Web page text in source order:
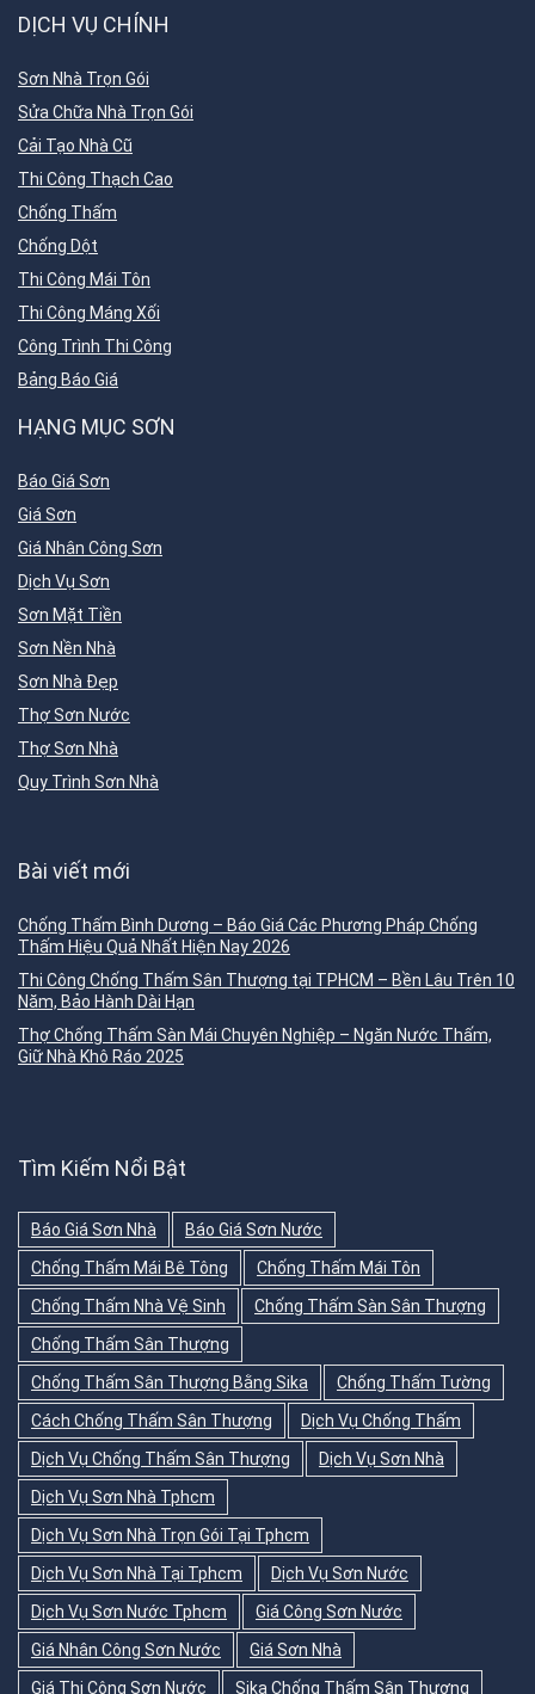
DỊCH VỤ CHÍNH
Sơn Nhà Trọn Gói
Sửa Chữa Nhà Trọn Gói
Cải Tạo Nhà Cũ
Thi Công Thạch Cao
Chống Thấm
Chống Dột
Thi Công Mái Tôn
Thi Công Máng Xối
Công Trình Thi Công
Bảng Báo Giá
HẠNG MỤC SƠN
Báo Giá Sơn
Giá Sơn
Giá Nhân Công Sơn
Dịch Vụ Sơn
Sơn Mặt Tiền
Sơn Nền Nhà
Sơn Nhà Đẹp
Thợ Sơn Nước
Thợ Sơn Nhà
Quy Trình Sơn Nhà
Bài viết mới
Chống Thấm Bình Dương – Báo Giá Các Phương Pháp Chống
Thấm Hiệu Quả Nhất Hiện Nay 2026
Thi Công Chống Thấm Sân Thượng tại TPHCM – Bền Lâu Trên 10
Năm, Bảo Hành Dài Hạn
Thợ Chống Thấm Sàn Mái Chuyên Nghiệp – Ngăn Nước Thấm,
Giữ Nhà Khô Ráo 2025
Tìm Kiếm Nổi Bật
Báo Giá Sơn Nhà
Báo Giá Sơn Nước
Chống Thấm Mái Bê Tông
Chống Thấm Mái Tôn
Chống Thấm Nhà Vệ Sinh
Chống Thấm Sàn Sân Thượng
Chống Thấm Sân Thượng
Chống Thấm Sân Thượng Bằng Sika
Chống Thấm Tường
Cách Chống Thấm Sân Thượng
Dịch Vụ Chống Thấm
Dịch Vụ Chống Thấm Sân Thượng
Dịch Vụ Sơn Nhà
Dịch Vụ Sơn Nhà Tphcm
Dịch Vụ Sơn Nhà Trọn Gói Tại Tphcm
Dịch Vụ Sơn Nhà Tại Tphcm
Dịch Vụ Sơn Nước
Dịch Vụ Sơn Nước Tphcm
Giá Công Sơn Nước
Giá Nhân Công Sơn Nước
Giá Sơn Nhà
Giá Thi Công Sơn Nước
Sika Chống Thấm Sân Thượng